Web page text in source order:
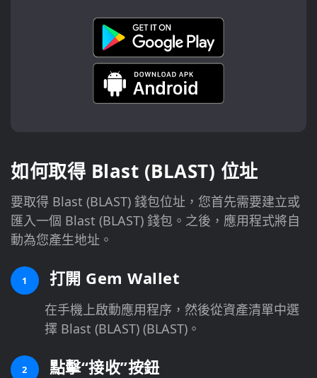
如何取得 Blast (BLAST) 位址
要取得 Blast (BLAST) 錢包位址，您首先需要建立或
匯入一個 Blast (BLAST) 錢包。之後，應用程式將自
動為您產生地址。
1 打開 Gem Wallet
在手機上啟動應用程序，然後從資產清單中選
擇 Blast (BLAST) (BLAST)。
2 點擊“接收”按鈕